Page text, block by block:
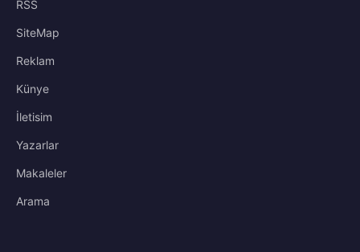
RSS
SiteMap
Reklam
Künye
İletisim
Yazarlar
Makaleler
Arama